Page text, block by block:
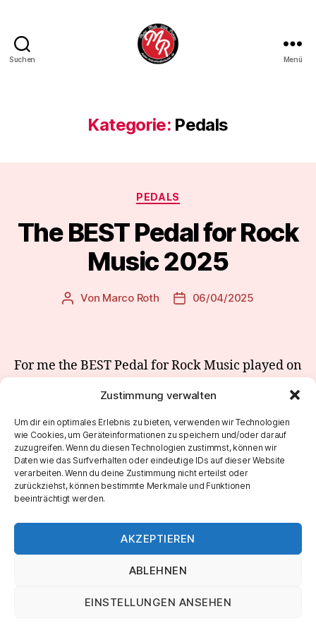
Zustimmung verwalten
Um dir ein optimales Erlebnis zu bieten, verwenden wir Technologien
wie Cookies, um Geräteinformationen zu speichern und/oder darauf
zuzugreifen. Wenn du diesen Technologien zustimmst, können wir
Daten wie das Surfverhalten oder eindeutige IDs auf dieser Website
verarbeiten. Wenn du deine Zustimmung nicht erteilst oder
zurückziehst, können bestimmte Merkmale und Funktionen
beeinträchtigt werden.
AKZEPTIEREN
ABLEHNEN
EINSTELLUNGEN ANSEHEN
Suchen Menü
Kategorie: Pedals
Kategorien
PEDALS
The BEST Pedal for Rock
Music 2025
Beitragsautor
Von Marco Roth Veröffentlichungsdatum
06/04/2025
For me the BEST Pedal for Rock Music played on
absolut legend!
There are so much pedals out there. But if you
have a clean amp and you put the Box of Rock in
front of it… it‘s INSTANT joy
Marco Roth Music